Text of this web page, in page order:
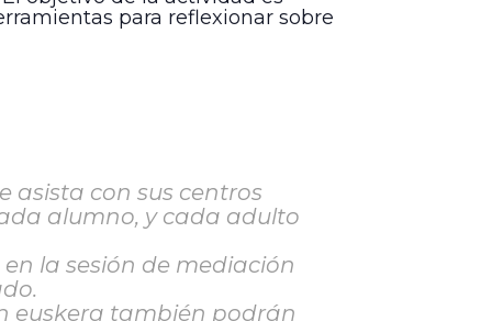
para reflexionar sobre
asista con sus centros
alumno, y cada adulto
la sesión de mediación
euskera también podrán